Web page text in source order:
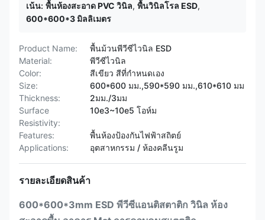
เน้น: พื้นห้องสะอาด PVC วินิล, พื้นวินิลโรล ESD,
600*600*3 มิลลิเมตร
Product Name:
พื้นม้วนพีวีซีไวนิล ESD
Material:
พีวีซีไวนิล
Color:
สีเขียว สีที่กำหนดเอง
Size:
600*600 มม.,590*590 มม.,610*610 มม
Thickness:
2มม./3มม
Surface
Resistivity:
10e3~10e5 โอห์ม
Features:
พื้นห้องป้องกันไฟฟ้าสถิตย์
Applications:
อุตสาหกรรม / ห้องคลีนรูม
รายละเอียดสินค้า
600*600*3mm ESD พีวีซีแอนติสตาติก วินิล ห้อง